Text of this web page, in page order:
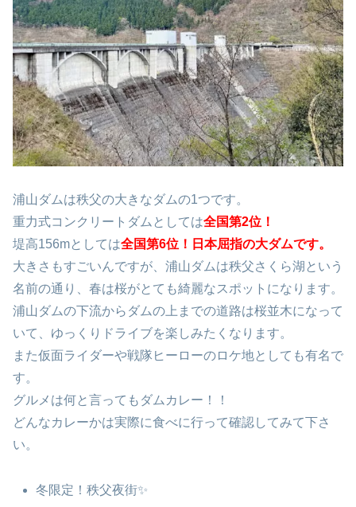
浦山ダムは秩父の大きなダムの1つです。
重力式コンクリートダムとしては全国第2位！
堤高156mとしては全国第6位！日本屈指の大ダムです。
大きさもすごいんですが、浦山ダムは秩父さくら湖という
名前の通り、春は桜がとても綺麗なスポットになります。
浦山ダムの下流からダムの上までの道路は桜並木になって
いて、ゆっくりドライブを楽しみたくなります。
また仮面ライダーや戦隊ヒーローのロケ地としても有名で
す。
グルメは何と言ってもダムカレー！！
どんなカレーかは実際に食べに行って確認してみて下さ
い。
冬限定！秩父夜街✨